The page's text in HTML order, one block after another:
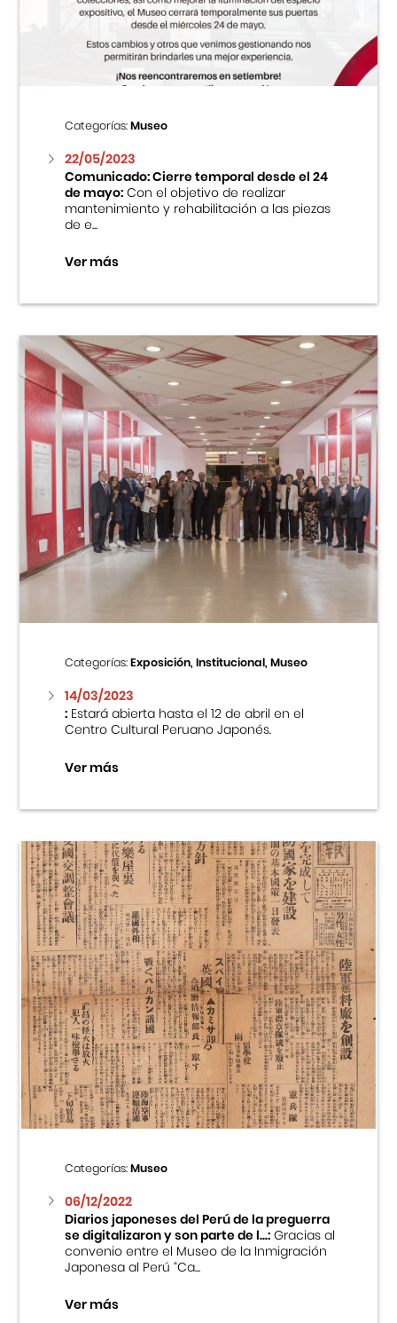
Centro Cultural Peruano Japonés
Museo de la Inmigración Japonesa
Fondo Editorial
Teatro Peruano Japonés
Categorías:Museo
22/05/2023
Comunicado: Cierre temporal desde el 24
de mayo:Con el objetivo de realizar
mantenimiento y rehabilitación a las piezas
de e...
Ver más
Categorías:Exposición, Institucional, Museo
14/03/2023
:Estará abierta hasta el 12 de abril en el
Centro Cultural Peruano Japonés.
Ver más
Categorías:Museo
06/12/2022
Diarios japoneses del Perú de la preguerra
se digitalizaron y son parte de l...:Gracias al
convenio entre el Museo de la Inmigración
Japonesa al Perú “Ca...
Ver más